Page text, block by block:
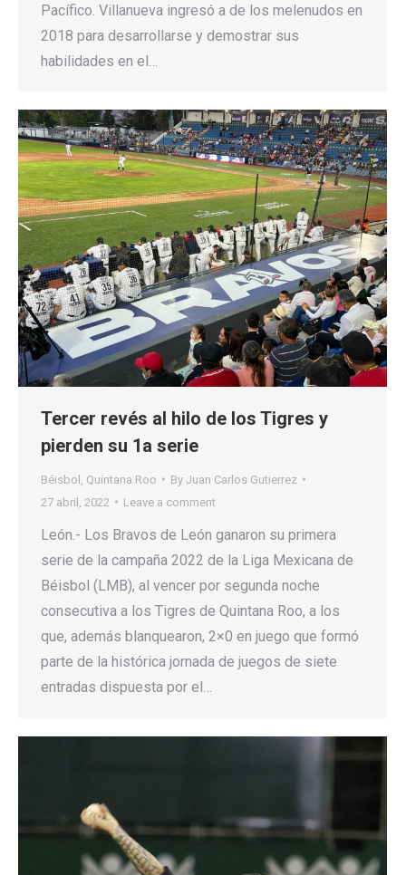
Pacífico. Villanueva ingresó a de los melenudos en
2018 para desarrollarse y demostrar sus
habilidades en el…
Tercer revés al hilo de los Tigres y
pierden su 1a serie
Béisbol Quintana Roo By Juan Carlos Gutierrez
27 abril, 2022
Leave a comment
León.- Los Bravos de León ganaron su primera
serie de la campaña 2022 de la Liga Mexicana de
Béisbol (LMB), al vencer por segunda noche
consecutiva a los Tigres de Quintana Roo, a los
que, además blanquearon, 2×0 en juego que formó
parte de la histórica jornada de juegos de siete
entradas dispuesta por el…